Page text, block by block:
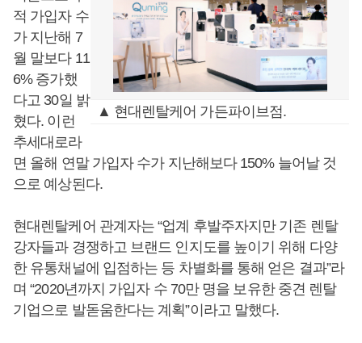
▲ 현대렌탈케어 가든파이브점.
적 가입자 수
가 지난해 7
월 말보다 11
6% 증가했
다고 30일 밝
혔다. 이런
추세대로라
면 올해 연말 가입자 수가 지난해보다 150% 늘어날 것
으로 예상된다.
현대렌탈케어 관계자는 “업계 후발주자지만 기존 렌탈
강자들과 경쟁하고 브랜드 인지도를 높이기 위해 다양
한 유통채널에 입점하는 등 차별화를 통해 얻은 결과”라
며 “2020년까지 가입자 수 70만 명을 보유한 중견 렌탈
기업으로 발돋움한다는 계획”이라고 말했다.